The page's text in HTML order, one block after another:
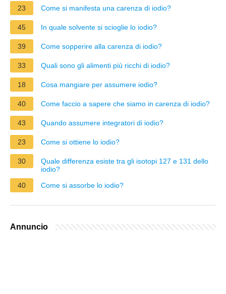
23 Come si manifesta una carenza di iodio?
45 In quale solvente si scioglie lo iodio?
39 Come sopperire alla carenza di iodio?
33 Quali sono gli alimenti più ricchi di iodio?
18 Cosa mangiare per assumere iodio?
40 Come faccio a sapere che siamo in carenza di iodio?
43 Quando assumere integratori di iodio?
23 Come si ottiene lo iodio?
30
Quale differenza esiste tra gli isotopi 127 e 131 dello
iodio?
40
Come si assorbe lo iodio?
Annuncio